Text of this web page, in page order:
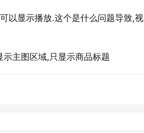
以显示播放.这个是什么问题导致,视
主图区域,只显示商品标题